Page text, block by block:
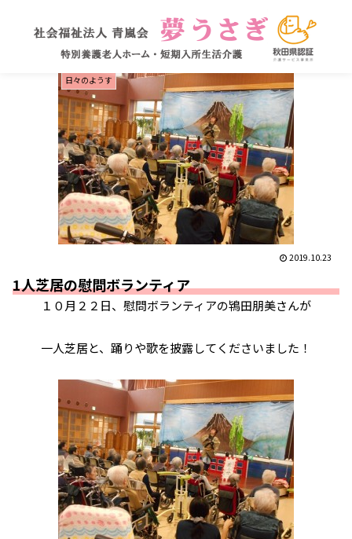
日々のようす
2019.10.23
1人芝居の慰問ボランティア
１０月２２日、慰問ボランティアの鴇田朋美さんが
一人芝居と、踊りや歌を披露してくださいました！